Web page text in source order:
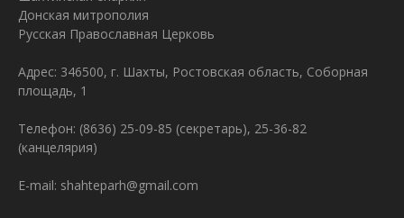
Донская митрополия
Русская Православная Церковь
Адрес: 346500, г. Шахты, Ростовская область, Соборная
площадь, 1
Телефон: (8636) 25-09-85 (секретарь), 25-36-82
(канцелярия)
E-mail: shahteparh@gmail.com